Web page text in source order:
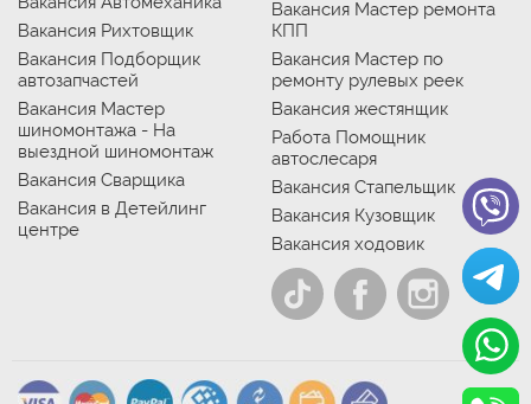
Вакансия Рихтовщик
Вакансия Подборщик
автозапчастей
Вакансия Мастер
шиномонтажа - На
выездной шиномонтаж
Вакансия Сварщика
Вакансия в Детейлинг
центре
Вакансия Мастер ремонта
КПП
Вакансия Мастер по
ремонту рулевых реек
Вакансия жестянщик
Работа Помощник
автослесаря
Вакансия Стапельщик
Вакансия Кузовщик
Вакансия ходовик